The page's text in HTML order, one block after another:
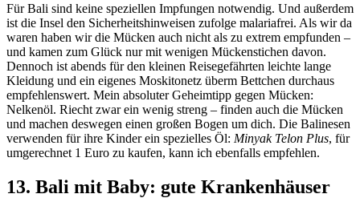
Für Bali sind keine speziellen Impfungen notwendig. Und außerdem
ist die Insel den Sicherheitshinweisen zufolge malariafrei. Als wir da
waren haben wir die Mücken auch nicht als zu extrem empfunden –
und kamen zum Glück nur mit wenigen Mückenstichen davon.
Dennoch ist abends für den kleinen Reisegefährten leichte lange
Kleidung und ein eigenes Moskitonetz überm Bettchen durchaus
empfehlenswert. Mein absoluter Geheimtipp gegen Mücken:
Nelkenöl. Riecht zwar ein wenig streng – finden auch die Mücken
und machen deswegen einen großen Bogen um dich. Die Balinesen
verwenden für ihre Kinder ein spezielles Öl: Minyak Telon Plus, für
umgerechnet 1 Euro zu kaufen, kann ich ebenfalls empfehlen.
13. Bali mit Baby: gute Krankenhäuser